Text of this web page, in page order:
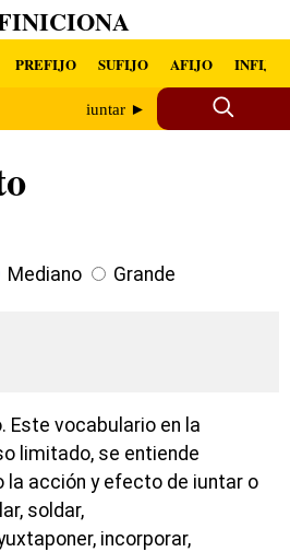
PREFIJO SUFIJO AFIJO INFIJO
iuntar ►
Mediano Grande
Este vocabulario en la
limitado, se entiende
acción y efecto de iuntar o
soldar,
incorporar,